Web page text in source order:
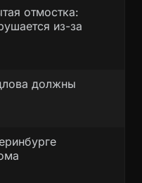
отмостка:
из-за
должны